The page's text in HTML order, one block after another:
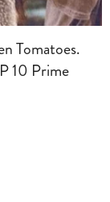
Tomatoes.
10 Prime